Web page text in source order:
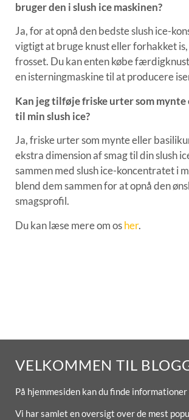
bruger den i slush ice maskinen?
Ja, for at opnå den bedste slush ice-
vigtigt at bruge knust eller forhakket
frosset. Du kan enten købe
en isterningmaskine til at producere
Kan jeg tilføje friske urter som
til min slush ice?
Ja, friske urter som mynte eller
ekstra dimension af smag til din slush
sammen med slush ice-koncentratet i
blend dem sammen for at opnå den
smagsprofil.
Du kan læse mere om osher.
VELKOMMEN TIL
På hjemmesiden kan du finde informationer
Vi har samlet en oversigt over de mest